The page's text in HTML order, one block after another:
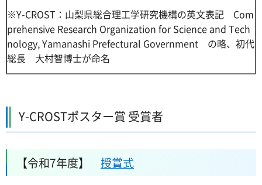
※Y-CROST：山梨県総合理工学研究機構の英文表記 Com
prehensive Research Organization for Science and Tech
nology, Yamanashi Prefectural Government の略、初代
総長 大村智博士が命名
Y-CROSTポスター賞 受賞者
【令和7年度】 授賞式